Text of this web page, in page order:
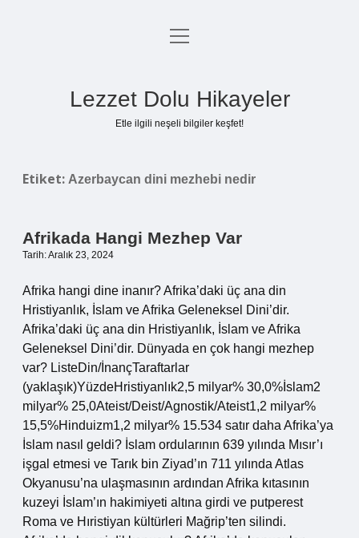
Anasayfa
menüyü
Lezzet Dolu Hikayeler
Etle ilgili neşeli bilgiler keşfet!
Etiket: Azerbaycan dini mezhebi nedir
Afrikada Hangi Mezhep Var
Tarih: Aralık 23, 2024
Afrika hangi dine inanır? Afrika’daki üç ana din
Hristiyanlık, İslam ve Afrika Geleneksel Dini’dir.
Afrika’daki üç ana din Hristiyanlık, İslam ve Afrika
Geleneksel Dini’dir. Dünyada en çok hangi mezhep
var? ListeDin/İnançTaraftarlar
(yaklaşık)YüzdeHristiyanlık2,5 milyar% 30,0%İslam2
milyar% 25,0Ateist/Deist/Agnostik/Ateist1,2 milyar%
15,5%Hinduizm1,2 milyar% 15.534 satır daha Afrika’ya
İslam nasıl geldi? İslam ordularının 639 yılında Mısır’ı
işgal etmesi ve Tarık bin Ziyad’ın 711 yılında Atlas
Okyanusu’na ulaşmasının ardından Afrika kıtasının
kuzeyi İslam’ın hakimiyeti altına girdi ve putperest
Roma ve Hıristiyan kültürleri Mağrip’ten silindi.